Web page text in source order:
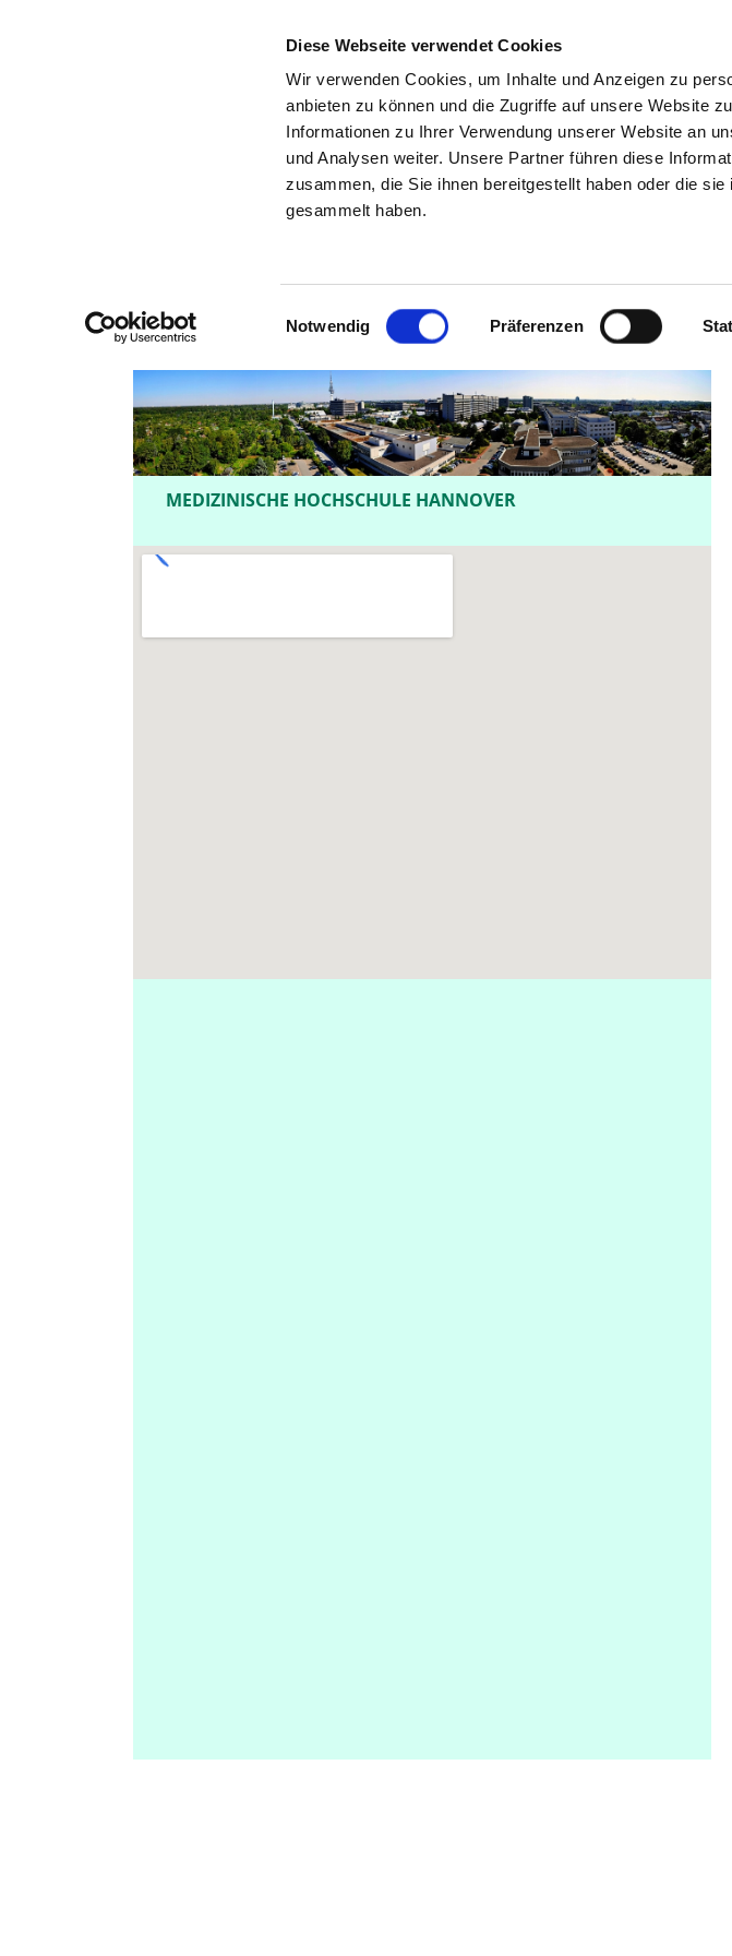
Diese Webseite verwendet Cookies
Wir verwenden Cookies, um Inhalte und Anzeigen zu
anbieten zu können und die Zugriffe auf unsere Website
Informationen zu Ihrer Verwendung unserer Website an
und Analysen weiter. Unsere Partner führen diese
zusammen, die Sie ihnen bereitgestellt haben oder die
gesammelt haben.
Einwilligungsauswahl
Notwendig Präferenzen
Zurück zu den Suchergebnissen
MEDIZINISCHE
MEDIZINISCHE HOCHSCHULE HANNOVER